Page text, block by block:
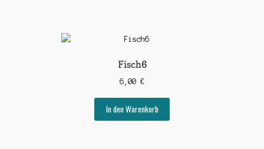
Fisch6
6,00 €
In den Warenkorb